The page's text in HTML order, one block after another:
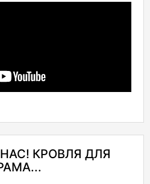
КРОВЛЯ ДЛЯ